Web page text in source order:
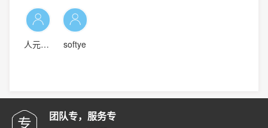
人元科技 softye
团队专，服务专